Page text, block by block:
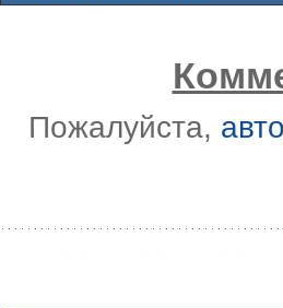
Пожалуйста,